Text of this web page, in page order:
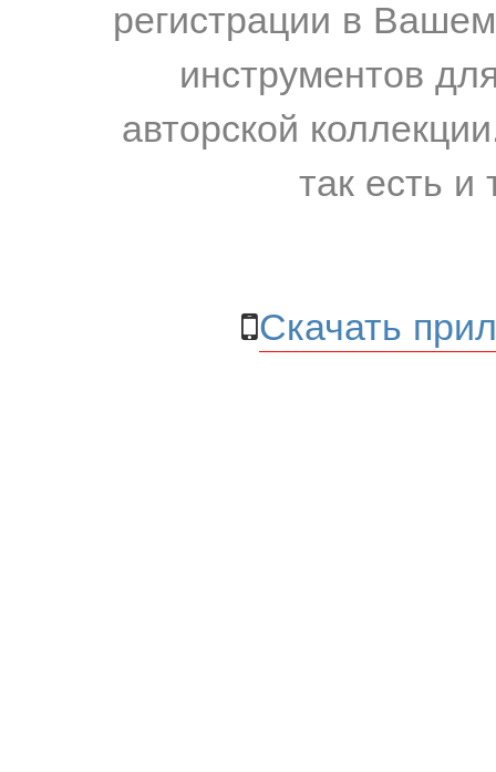
регистрации в
инструментов
авторской
так есть и
Скачать